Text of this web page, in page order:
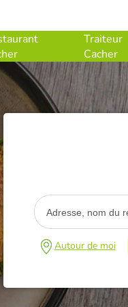
Traiteur
Cacher
Autour de moi